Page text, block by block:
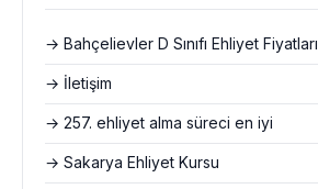
→ Bahçelievler D Sınıfı Ehliyet Fiyatları
→ İletişim
→ 257. ehliyet alma süreci en iyi
→ Sakarya Ehliyet Kursu